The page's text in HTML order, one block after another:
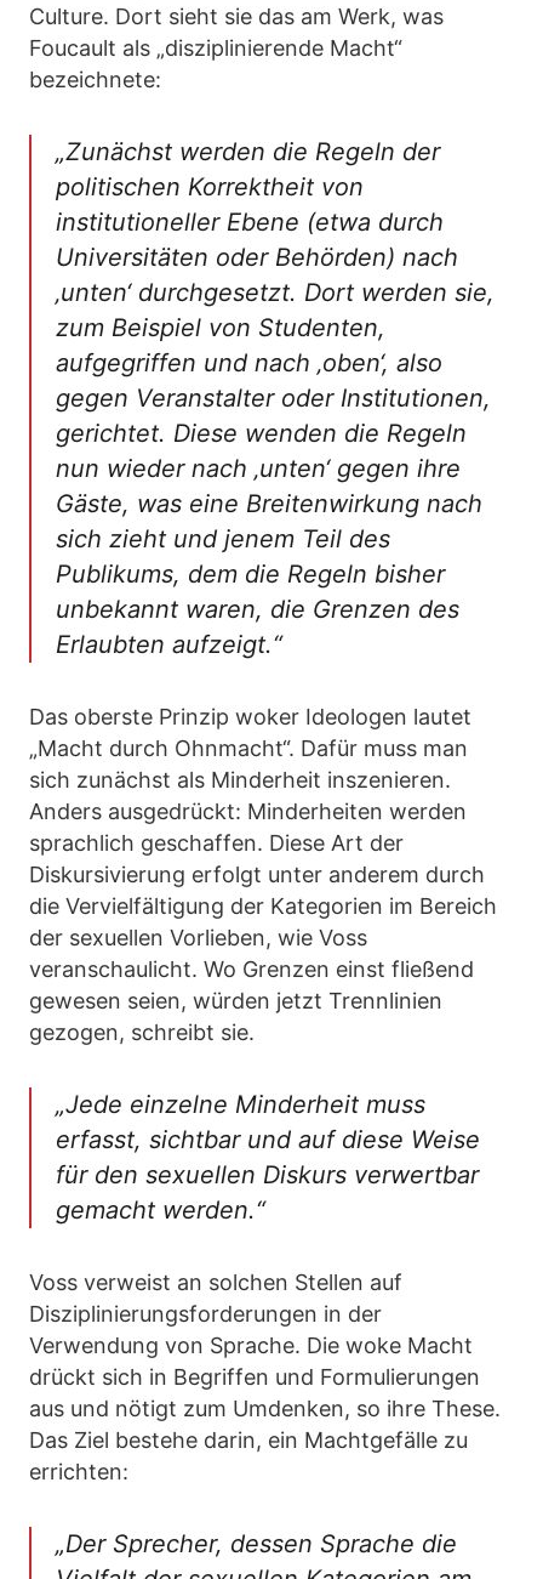
Culture. Dort sieht sie das am Werk, was
Foucault als „disziplinierende Macht“
bezeichnete:
„Zunächst werden die Regeln der
politischen Korrektheit von
institutioneller Ebene (etwa durch
Universitäten oder Behörden) nach
‚unten‘ durchgesetzt. Dort werden sie,
zum Beispiel von Studenten,
aufgegriffen und nach ‚oben‘, also
gegen Veranstalter oder Institutionen,
gerichtet. Diese wenden die Regeln
nun wieder nach ‚unten‘ gegen ihre
Gäste, was eine Breitenwirkung nach
sich zieht und jenem Teil des
Publikums, dem die Regeln bisher
unbekannt waren, die Grenzen des
Erlaubten aufzeigt.“
Das oberste Prinzip woker Ideologen lautet
„Macht durch Ohnmacht“. Dafür muss man
sich zunächst als Minderheit inszenieren.
Anders ausgedrückt: Minderheiten werden
sprachlich geschaffen. Diese Art der
Diskursivierung erfolgt unter anderem durch
die Vervielfältigung der Kategorien im Bereich
der sexuellen Vorlieben, wie Voss
veranschaulicht. Wo Grenzen einst fließend
gewesen seien, würden jetzt Trennlinien
gezogen, schreibt sie.
„Jede einzelne Minderheit muss
erfasst, sichtbar und auf diese Weise
für den sexuellen Diskurs verwertbar
gemacht werden.“
Voss verweist an solchen Stellen auf
Disziplinierungsforderungen in der
Verwendung von Sprache. Die woke Macht
drückt sich in Begriffen und Formulierungen
aus und nötigt zum Umdenken, so ihre These.
Das Ziel bestehe darin, ein Machtgefälle zu
errichten:
„Der Sprecher, dessen Sprache die